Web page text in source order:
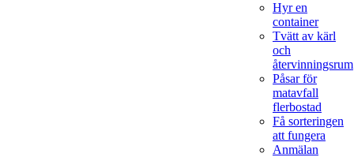
Hyr en
container
Tvätt av kärl
och
återvinningsrum
Påsar för
matavfall
flerbostad
Få sorteringen
att fungera
Anmälan